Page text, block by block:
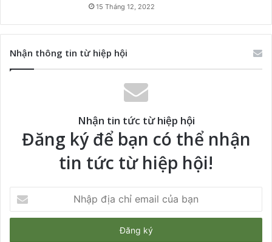
15 Tháng 12, 2022
Nhận thông tin từ hiệp hội
Nhận tin tức từ hiệp hội
Đăng ký để bạn có thể nhận
tin tức từ hiệp hội!
địa
chỉ